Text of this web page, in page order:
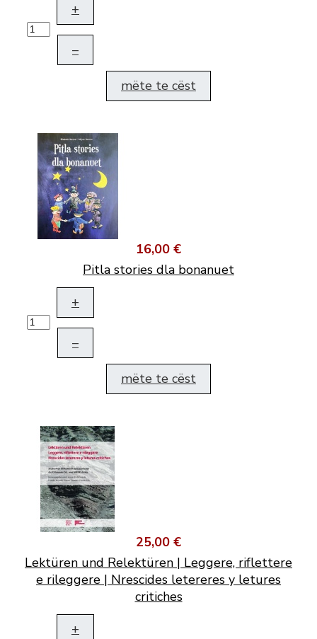
+
–
mëte te cëst
16,00 €
Pitla stories dla bonanuet
+
–
mëte te cëst
25,00 €
Lektüren und Relektüren | Leggere, riflettere
e rileggere | Nrescides letereres y letures
critiches
+